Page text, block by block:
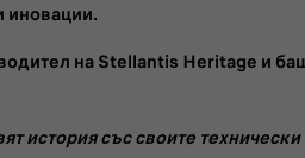
иновации.
на Stellantis Heritage и
история със своите